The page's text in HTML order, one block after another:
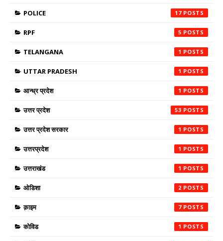
POLICE 17
RPF 5
TELANGANA 1
UTTAR PRADESH 1
आन्ध्र प्रदेश 1
उत्तर प्रदेश 53
उत्तर प्रदेश सरकार 1
उत्तरप्रदेश 1
उत्तराखंड 1
ओडिशा 2
क़ाइम 7
कोविड 1